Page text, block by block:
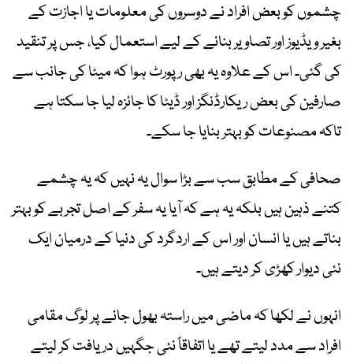
چشموں کو بعض افراد نے دوسروں کی معلومات یا اجازت کے
بغیر ویڈیوز اور تصاویر بنانے کے لیے استعمال کیا، جس پر تنقید
کی گئی۔ اس کے علاوہ یہ بھی رپورٹ ہوا کہ میٹا کی جانب سے
صارفین کی بعض ریکارڈنگز اور ڈیٹا کا جائزہ لیا جا سکتا ہے
تاکہ مصنوعات کو بہتر بنایا جا سکے۔
صحافی کے مطابق سب سے بڑا سوال یہ نہیں کہ یہ چشمے
کتنے ذہین ہیں بلکہ یہ ہے کہ آیا یہ سفر کے اصل تجربے کو بہتر
بناتے ہیں یا انسان اور اس کے اردگرد کی دنیا کے درمیان ایک
نئی دیوار کھڑی کر دیتے ہیں۔
انہوں نے لکھا کہ ماضی میں راستہ بھول جانے پر لوگ مقامی
افراد سے مدد لیتے تھے یا اتفاقاً نئی جگہیں دریافت کر لیتے